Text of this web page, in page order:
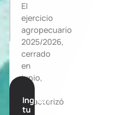
Ingresá
tu
El
ejercicio
agropecuario
2025/2026,
cerrado
en
junio,
caracterizó